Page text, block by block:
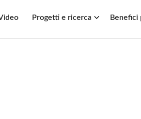
Progetti e ricerca Benefici